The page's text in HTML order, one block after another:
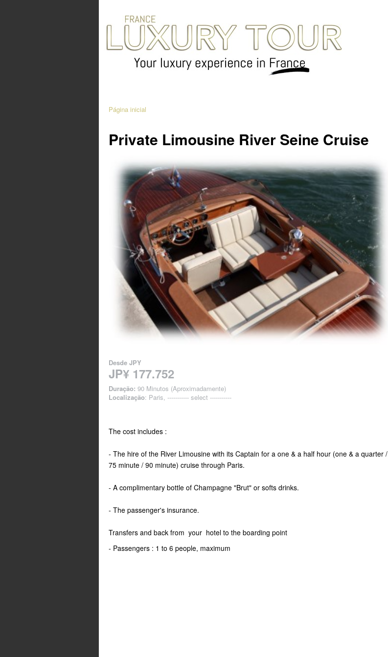
Página inicial
Private Limousine River Seine Cruise
Desde JPY
JP¥ 177.752
Duração: 90 Minutos (Aproximadamente)
Localização: Paris, ----------- select -----------
The cost includes :
- The hire of the River Limousine with its Captain for a one & a half hour (one & a quarter /
75 minute / 90 minute) cruise through Paris.
- A complimentary bottle of Champagne "Brut" or softs drinks.
- The passenger's insurance.
Transfers and back from your hotel to the boarding point
- Passengers : 1 to 6 people, maximum